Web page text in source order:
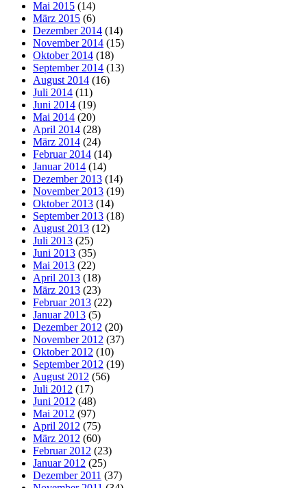
Mai 2015 (14)
März 2015 (6)
Dezember 2014 (14)
November 2014 (15)
Oktober 2014 (18)
September 2014 (13)
August 2014 (16)
Juli 2014 (11)
Juni 2014 (19)
Mai 2014 (20)
April 2014 (28)
März 2014 (24)
Februar 2014 (14)
Januar 2014 (14)
Dezember 2013 (14)
November 2013 (19)
Oktober 2013 (14)
September 2013 (18)
August 2013 (12)
Juli 2013 (25)
Juni 2013 (35)
Mai 2013 (22)
April 2013 (18)
März 2013 (23)
Februar 2013 (22)
Januar 2013 (5)
Dezember 2012 (20)
November 2012 (37)
Oktober 2012 (10)
September 2012 (19)
August 2012 (56)
Juli 2012 (17)
Juni 2012 (48)
Mai 2012 (97)
April 2012 (75)
März 2012 (60)
Februar 2012 (23)
Januar 2012 (25)
Dezember 2011 (37)